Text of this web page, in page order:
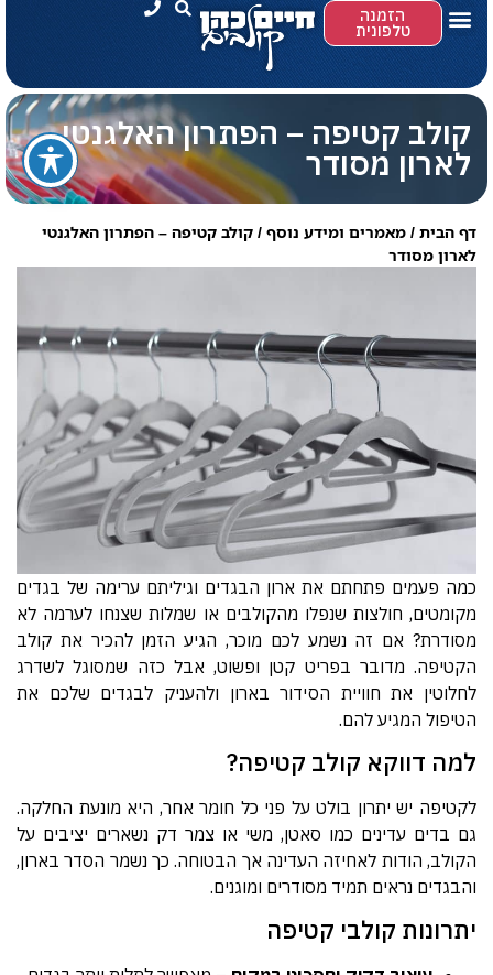
הזמנה
טלפונית
קולב קטיפה – הפתרון האלגנטי
לארון מסודר
דף הבית / מאמרים ומידע נוסף / קולב קטיפה – הפתרון האלגנטי
לארון מסודר
כמה פעמים פתחתם את ארון הבגדים וגיליתם ערימה של בגדים
מקומטים, חולצות שנפלו מהקולבים או שמלות שצנחו לערמה לא
מסודרת? אם זה נשמע לכם מוכר, הגיע הזמן להכיר את קולב
הקטיפה. מדובר בפריט קטן ופשוט, אבל כזה שמסוגל לשדרג
לחלוטין את חוויית הסידור בארון ולהעניק לבגדים שלכם את
הטיפול המגיע להם.
למה דווקא קולב קטיפה?
לקטיפה יש יתרון בולט על פני כל חומר אחר, היא מונעת החלקה.
גם בדים עדינים כמו סאטן, משי או צמר דק נשארים יציבים על
הקולב, הודות לאחיזה העדינה אך הבטוחה. כך נשמר הסדר בארון,
והבגדים נראים תמיד מסודרים ומוגנים.
יתרונות קולבי קטיפה